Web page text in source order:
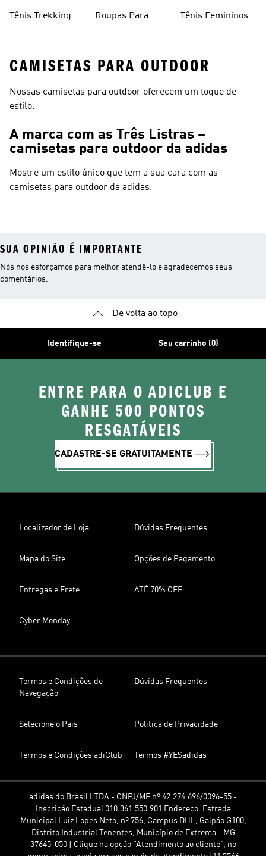
Tênis Trekking
Roupas Para
Tênis Femininos
CAMISETAS PARA OUTDOOR
Nossas camisetas para outdoor oferecem um toque de
estilo.
A marca com as Três Listras –
camisetas para outdoor da adidas
Mostre um estilo único que tem a sua cara com as
camisetas para outdoor da adidas.
SUA OPINIÃO É IMPORTANTE
Nós nos esforçamos para melhor atendê-lo e agradecemos seus
comentários.
De volta ao topo
Identifique-se Seu carrinho (0)
ENTRE PARA O ADICLUB E
GANHE 500 PONTOS
RESGATÁVEIS
CADASTRE-SE GRATUITAMENTE
Localizador de Loja Dúvidas Frequentes
Mapa do Site Opções de Pagamento
Entregas e Frete ATÉ 70% OFF
Cyber Monday
Termos e Condições de
Navegação
Dúvidas Frequentes
Selecione o Pais Politica de Privacidade
Termos e Condições adiClub Termos #YESadidas
adidas do Brasil LTDA - CNPJ/MF nº 42.274.696/0096-55 -
Inscrição Estadual 010.361.550.901 Endereço: Estrada
Municipal Luiz Lopes Neto, nº 756, Campus DHL, Galpão G100,
Distrito Industrial Tenentes, Município de Extrema - MG
37645-050 | Clique na opção “Atendimento ao cliente”, no